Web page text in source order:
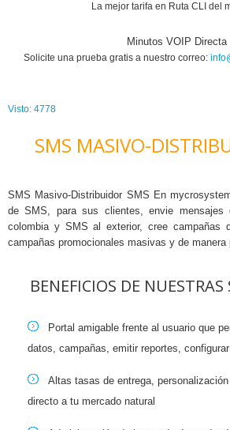
La mejor tarifa en Ruta CLI del
Minutos VOIP Directa
Solicite una prueba gratis a nuestro correo:
Visto: 4778
SMS MASIVO-
SMS Masivo-Distribuidor SMS En
de SMS, para sus clientes, envie
colombia y SMS al exterior, cree campañas
campañas promocionales masivas y de manera
BENEFICIOS DE
Portal amigable frente al usuario que
datos, campañas, emitir reportes,
Altas tasas de entrega,
directo a tu mercado natural